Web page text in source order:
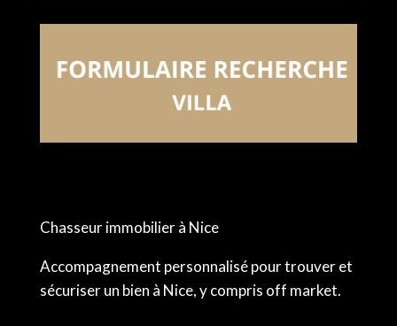
Chasseur immobilier à Nice
Accompagnement personnalisé pour trouver et
sécuriser un bien à Nice, y compris off market.